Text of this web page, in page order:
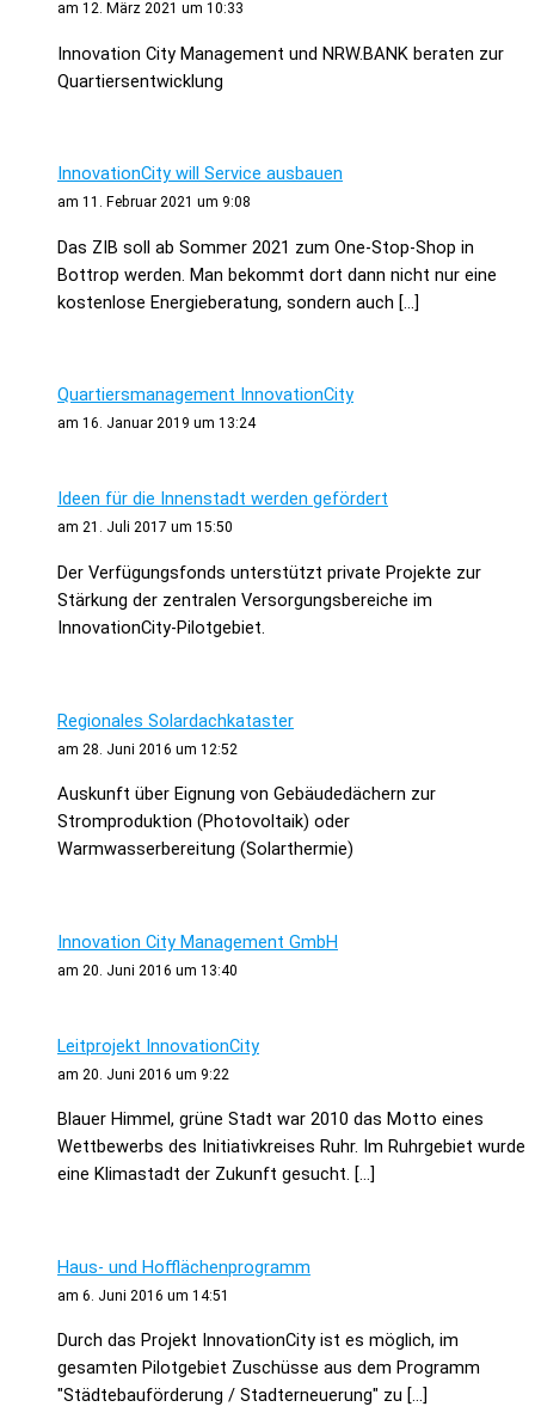
am 12. März 2021 um 10:33
Innovation City Management und NRW.BANK beraten zur
Quartiersentwicklung
InnovationCity will Service ausbauen
am 11. Februar 2021 um 9:08
Das ZIB soll ab Sommer 2021 zum One-Stop-Shop in
Bottrop werden. Man bekommt dort dann nicht nur eine
kostenlose Energieberatung, sondern auch […]
Quartiersmanagement InnovationCity
am 16. Januar 2019 um 13:24
Ideen für die Innenstadt werden gefördert
am 21. Juli 2017 um 15:50
Der Verfügungsfonds unterstützt private Projekte zur
Stärkung der zentralen Versorgungsbereiche im
InnovationCity-Pilotgebiet.
Regionales Solardachkataster
am 28. Juni 2016 um 12:52
Auskunft über Eignung von Gebäudedächern zur
Stromproduktion (Photovoltaik) oder
Warmwasserbereitung (Solarthermie)
Innovation City Management GmbH
am 20. Juni 2016 um 13:40
Leitprojekt InnovationCity
am 20. Juni 2016 um 9:22
Blauer Himmel, grüne Stadt war 2010 das Motto eines
Wettbewerbs des Initiativkreises Ruhr. Im Ruhrgebiet wurde
eine Klimastadt der Zukunft gesucht. […]
Haus- und Hofflächenprogramm
am 6. Juni 2016 um 14:51
Durch das Projekt InnovationCity ist es möglich, im
gesamten Pilotgebiet Zuschüsse aus dem Programm
"Städtebauförderung / Stadterneuerung" zu […]